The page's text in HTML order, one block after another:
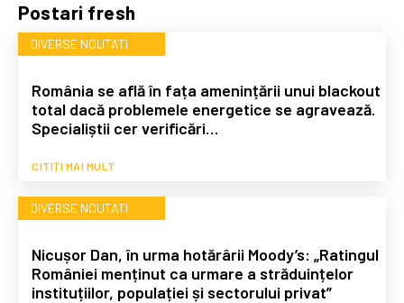
Postari fresh
DIVERSE NOUTATI
România se află în fața amenințării unui blackout
total dacă problemele energetice se agravează.
Specialiștii cer verificări…
CITIȚI MAI MULT
DIVERSE NOUTATI
Nicușor Dan, în urma hotărârii Moody’s: „Ratingul
României menținut ca urmare a străduințelor
instituțiilor, populației și sectorului privat”